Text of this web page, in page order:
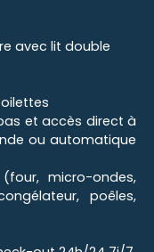
avec lit double
et accès direct à
ou automatique
micro-ondes,
poêles,